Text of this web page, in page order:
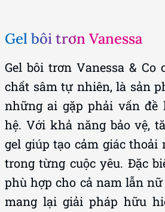
Gel bôi trơn Vanessa
Gel bôi trơn Vanessa &
chất sâm tự nhiên, là sản
những ai gặp phải vấn
hệ. Với khả năng bảo vệ,
gel giúp tạo cảm giác thoải
trong từng cuộc yêu. Đặc
phù hợp cho cả nam lẫn
mang lại giải pháp hữu